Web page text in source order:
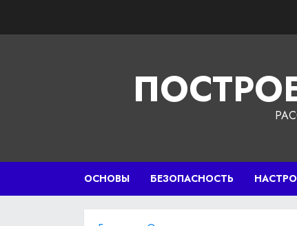
ОСНОВЫ БЕЗОПАСНОСТЬ